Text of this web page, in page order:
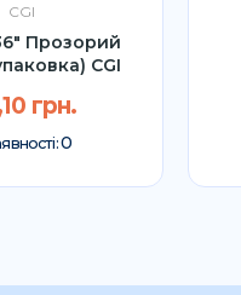
CGI
Прозорий
CGI
грн.
0